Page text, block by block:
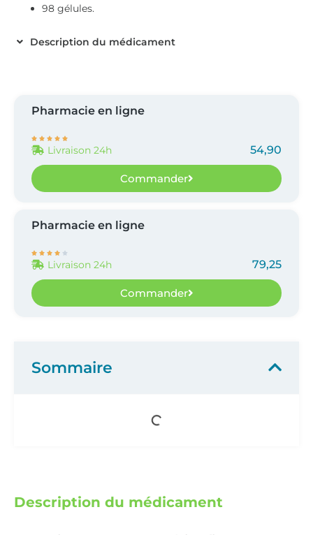
98 gélules.
Description du médicament
Pharmacie en ligne
    
Livraison 24h 54,90
Commander
Pharmacie en ligne
    
Livraison 24h 79,25
Commander
Description du médicament
Sommaire